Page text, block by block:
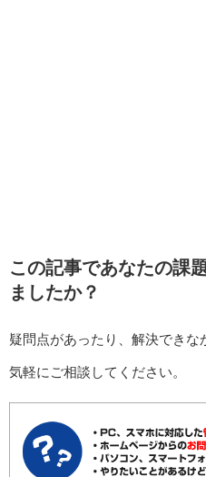
この記事であなたの課
ましたか？
疑問点があったり、解決でき
気軽にご相談してください。